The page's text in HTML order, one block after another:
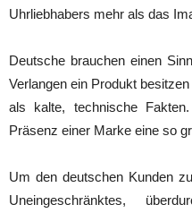
Uhrliebhabers mehr als das
Deutsche brauchen einen
Verlangen ein Produkt
als kalte, technische
Präsenz einer Marke eine so
Um den deutschen Kunden
Uneingeschränktes,